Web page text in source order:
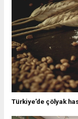
Türkiye’de çölyak